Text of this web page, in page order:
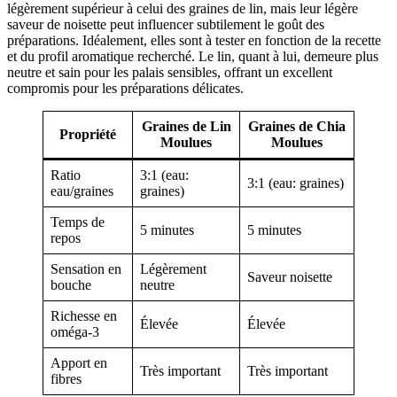
légèrement supérieur à celui des graines de lin, mais leur légère
saveur de noisette peut influencer subtilement le goût des
préparations. Idéalement, elles sont à tester en fonction de la recette
et du profil aromatique recherché. Le lin, quant à lui, demeure plus
neutre et sain pour les palais sensibles, offrant un excellent
compromis pour les préparations délicates.
Propriété
Graines de Lin
Moulues
Graines de Chia
Moulues
Ratio
eau/graines
3:1 (eau:
graines)
3:1 (eau: graines)
Temps de
repos
5 minutes 5 minutes
Sensation en
bouche
Légèrement
neutre
Saveur noisette
Richesse en
oméga-3
Élevée Élevée
Apport en
fibres
Très important Très important